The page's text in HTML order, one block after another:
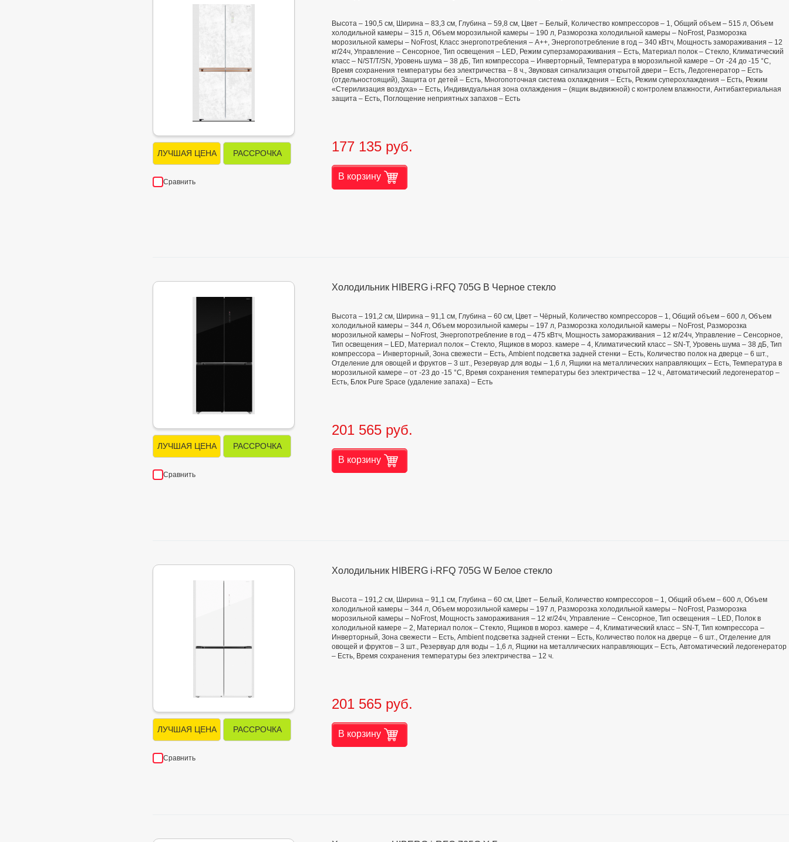
ЛУЧШАЯ ЦЕНА РАССРОЧКА
Сравнить
Высота – 190,5 см, Ширина – 83,3 см, Глубина – 59,8 см, Цвет – Белый, Количество компрессоров – 1, Общий объем – 515 л, Объем
холодильной камеры – 315 л, Объем морозильной камеры – 190 л, Разморозка холодильной камеры – NoFrost, Разморозка
морозильной камеры – NoFrost, Класс энергопотребления – А++, Энергопотребление в год – 340 кВтч, Мощность замораживания – 12
кг/24ч, Управление – Сенсорное, Тип освещения – LED, Режим суперзамораживания – Есть, Материал полок – Стекло, Климатический
класс – N/ST/T/SN, Уровень шума – 38 дБ, Тип компрессора – Инверторный, Температура в морозильной камере – От -24 до -15 °C,
Время сохранения температуры без электричества – 8 ч., Звуковая сигнализация открытой двери – Есть, Ледогенератор – Есть
(отдельностоящий), Защита от детей – Есть, Многопоточная система охлаждения – Есть, Режим суперохлаждения – Есть, Режим
«Стерилизация воздуха» – Есть, Индивидуальная зона охлаждения – (ящик выдвижной) с контролем влажности, Антибактериальная
защита – Есть, Поглощение неприятных запахов – Есть
177 135 руб.
В корзину
ЛУЧШАЯ ЦЕНА РАССРОЧКА
Сравнить
Холодильник HIBERG i-RFQ 705G B Черное стекло
Высота – 191,2 см, Ширина – 91,1 см, Глубина – 60 см, Цвет – Чёрный, Количество компрессоров – 1, Общий объем – 600 л, Объем
холодильной камеры – 344 л, Объем морозильной камеры – 197 л, Разморозка холодильной камеры – NoFrost, Разморозка
морозильной камеры – NoFrost, Энергопотребление в год – 475 кВтч, Мощность замораживания – 12 кг/24ч, Управление – Сенсорное,
Тип освещения – LED, Материал полок – Стекло, Ящиков в мороз. камере – 4, Климатический класс – SN-T, Уровень шума – 38 дБ, Тип
компрессора – Инверторный, Зона свежести – Есть, Ambient подсветка задней стенки – Есть, Количество полок на дверце – 6 шт.,
Отделение для овощей и фруктов – 3 шт., Резервуар для воды – 1,6 л, Ящики на металлических направляющих – Есть, Температура в
морозильной камере – от -23 до -15 °С, Время сохранения температуры без электричества – 12 ч., Автоматический ледогенератор –
Есть, Блок Pure Space (удаление запаха) – Есть
201 565 руб.
В корзину
ЛУЧШАЯ ЦЕНА РАССРОЧКА
Сравнить
Холодильник HIBERG i-RFQ 705G W Белое стекло
Высота – 191,2 см, Ширина – 91,1 см, Глубина – 60 см, Цвет – Белый, Количество компрессоров – 1, Общий объем – 600 л, Объем
холодильной камеры – 344 л, Объем морозильной камеры – 197 л, Разморозка холодильной камеры – NoFrost, Разморозка
морозильной камеры – NoFrost, Мощность замораживания – 12 кг/24ч, Управление – Сенсорное, Тип освещения – LED, Полок в
холодильной камере – 2, Материал полок – Стекло, Ящиков в мороз. камере – 4, Климатический класс – SN-T, Тип компрессора –
Инверторный, Зона свежести – Есть, Ambient подсветка задней стенки – Есть, Количество полок на дверце – 6 шт., Отделение для
овощей и фруктов – 3 шт., Резервуар для воды – 1,6 л, Ящики на металлических направляющих – Есть, Автоматический ледогенератор
– Есть, Время сохранения температуры без электричества – 12 ч.
201 565 руб.
В корзину